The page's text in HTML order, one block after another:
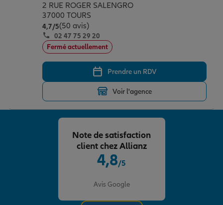
2 RUE ROGER SALENGRO
37000 TOURS
4,7/5Note de 4.7 sur 5
(50 avis)
02 47 75 29 20
Fermé actuellement
Prendre un RDV
Voir l'agence
4,8/5
Avis Google
Note de satisfaction
client chez Allianz